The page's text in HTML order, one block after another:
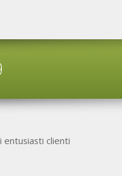
entusiasti clienti